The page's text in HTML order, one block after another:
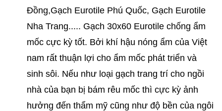
Đồng,Gạch Eurotile Phú Quốc, Gạch Eurotile
Nha Trang..... Gạch 30x60 Eurotile chống ẩm
mốc cực kỳ tốt. Bởi khí hậu nóng ẩm của Việt
nam rất thuận lợi cho ẩm mốc phát triển và
sinh sôi. Nếu như loại gạch trang trí cho ngồi
nhà của bạn bị bám rêu mốc thì cực kỳ ảnh
hưởng đến thẩm mỹ cũng như độ bền của ngôi